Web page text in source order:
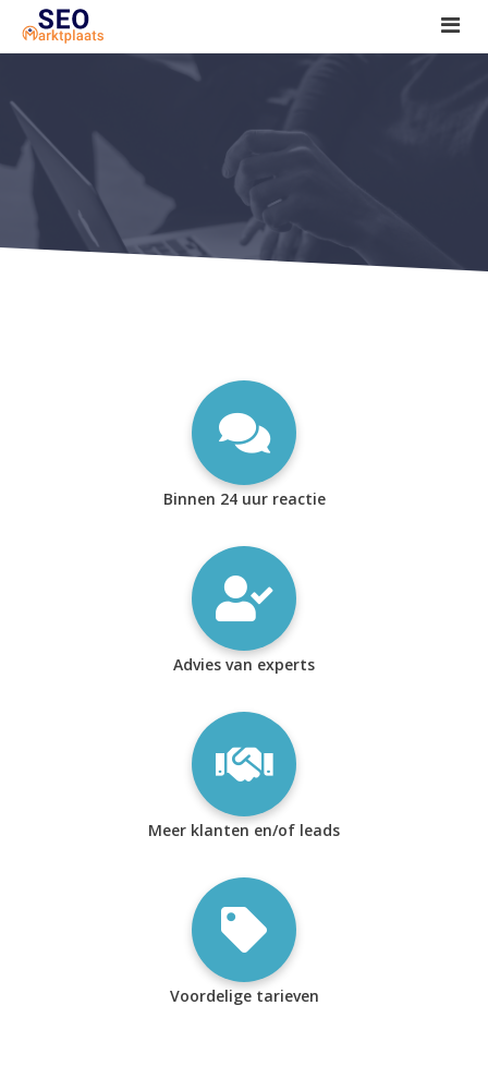
SEO tools reviews
Marketeer bij jou in de buurt?
Offerte
1. Seo voor beginners +
2. Onderzoeken +
Binnen 24 uur reactie
Advies van experts
Meer klanten en/of leads
Voordelige tarieven